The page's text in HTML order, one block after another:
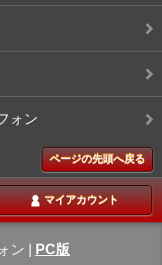
ォン
ページの先頭へ戻る
マイアカウント
ン PC版